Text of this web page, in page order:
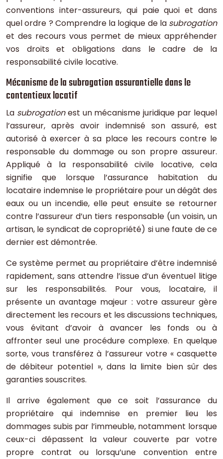
conventions inter-assureurs, qui paie quoi et dans
quel ordre ? Comprendre la logique de la subrogation
et des recours vous permet de mieux appréhender
vos droits et obligations dans le cadre de la
responsabilité civile locative.
Mécanisme de la subrogation assurantielle dans le
contentieux locatif
La subrogationest un mécanisme juridique par lequel
l’assureur, après avoir indemnisé son assuré, est
autorisé à exercer à sa place les recours contre le
responsable du dommage ou son propre assureur.
Appliqué à la responsabilité civile locative, cela
signifie que lorsque l’assurance habitation du
locataire indemnise le propriétaire pour un dégât des
eaux ou un incendie, elle peut ensuite se retourner
contre l’assureur d’un tiers responsable (un voisin, un
artisan, le syndicat de copropriété) si une faute de ce
dernier est démontrée.
Ce système permet au propriétaire d’être indemnisé
rapidement, sans attendre l’issue d’un éventuel litige
sur les responsabilités. Pour vous, locataire, il
présente un avantage majeur : votre assureur gère
directement les recours et les discussions techniques,
vous évitant d’avoir à avancer les fonds ou à
affronter seul une procédure complexe. En quelque
sorte, vous transférez à l’assureur votre « casquette
de débiteur potentiel », dans la limite bien sûr des
garanties souscrites.
Il arrive également que ce soit l’assurance du
propriétaire qui indemnise en premier lieu les
dommages subis par l’immeuble, notamment lorsque
ceux-ci dépassent la valeur couverte par votre
propre contrat ou lorsqu’une convention entre